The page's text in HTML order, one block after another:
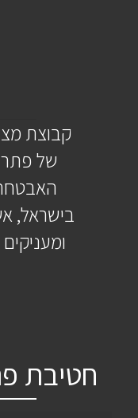
קבוצת
של
בישראל,
חטיבת